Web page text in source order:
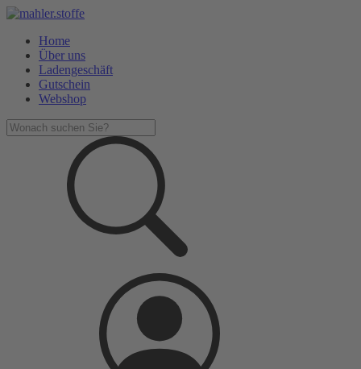
Home
Über uns
Ladengeschäft
Gutschein
Webshop